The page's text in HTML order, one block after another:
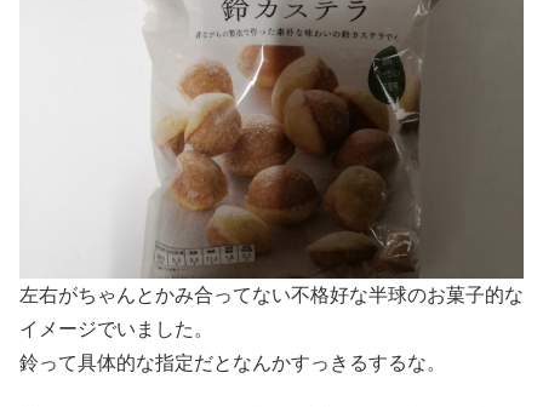
左右がちゃんとかみ合ってない不格好な半球のお菓子的な
イメージでいました。
鈴って具体的な指定だとなんかすっきるするな。